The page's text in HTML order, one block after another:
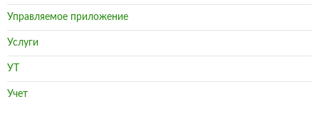
Управляемое приложение
Услуги
УТ
Учет